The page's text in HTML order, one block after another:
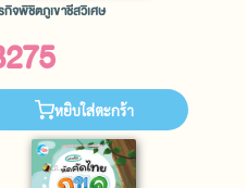
กิจพิชิตภูเขาชีสวิเศษ
หยิบใส่ตะกร้า